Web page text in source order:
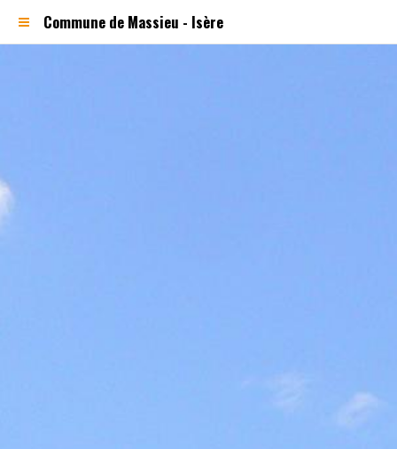
Commune de Massieu - Isère